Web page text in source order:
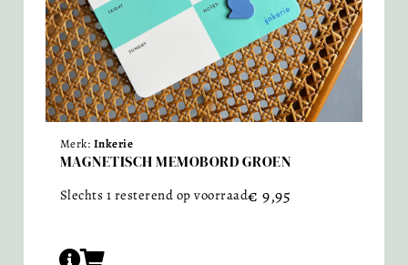
Merk: Inkerie
MAGNETISCH MEMOBORD GROEN
Slechts 1 resterend op voorraad€ 9,95